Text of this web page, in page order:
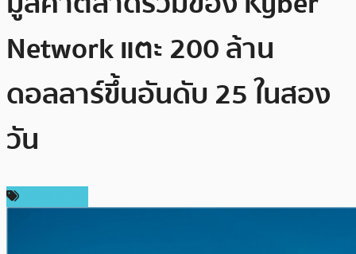
Network แตะ 200 ล้าน
ดอลลาร์ขึ้นอันดับ 25 ในสอง
วัน